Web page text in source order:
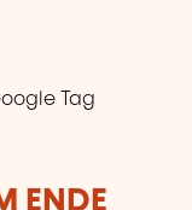
Tag
ENDE